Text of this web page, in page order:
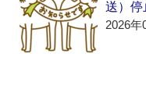
送）停
2026年